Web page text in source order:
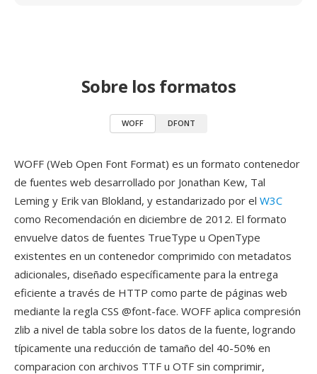
Sobre los formatos
WOFF DFONT
WOFF (Web Open Font Format) es un formato contenedor
de fuentes web desarrollado por Jonathan Kew, Tal
Leming y Erik van Blokland, y estandarizado por el W3C
como Recomendación en diciembre de 2012. El formato
envuelve datos de fuentes TrueType u OpenType
existentes en un contenedor comprimido con metadatos
adicionales, diseñado específicamente para la entrega
eficiente a través de HTTP como parte de páginas web
mediante la regla CSS @font-face. WOFF aplica compresión
zlib a nivel de tabla sobre los datos de la fuente, logrando
típicamente una reducción de tamaño del 40-50% en
comparacion con archivos TTF u OTF sin comprimir,